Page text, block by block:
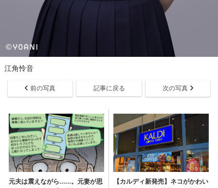
江角怜音
前の写真 記事に戻る 次の写真